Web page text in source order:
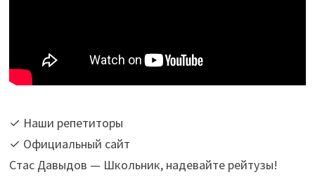
✓ Наши репетиторы
✓ Официальный сайт
Стас Давыдов — Школьник, надевайте рейтузы!